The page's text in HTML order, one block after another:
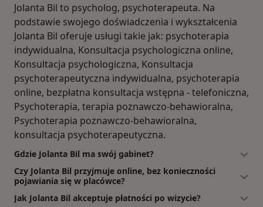
Jolanta Bil to psycholog, psychoterapeuta. Na
podstawie swojego doświadczenia i wykształcenia
Jolanta Bil oferuje usługi takie jak: psychoterapia
indywidualna, Konsultacja psychologiczna online,
Konsultacja psychologiczna, Konsultacja
psychoterapeutyczna indywidualna, psychoterapia
online, bezpłatna konsultacja wstępna - telefoniczna,
Psychoterapia, terapia poznawczo-behawioralna,
Psychoterapia poznawczo-behawioralna,
konsultacja psychoterapeutyczna.
Gdzie Jolanta Bil ma swój gabinet?
Czy Jolanta Bil przyjmuje online, bez konieczności
pojawiania się w placówce?
Jak Jolanta Bil akceptuje płatności po wizycie?